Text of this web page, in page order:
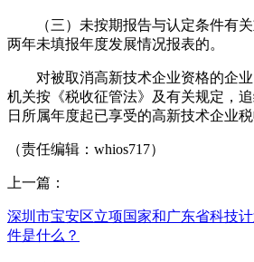
（三）未按期报告与认定条件有关
两年未填报年度发展情况报表的。
对被取消高新技术企业资格的企业
机关按《税收征管法》及有关规定，
日所属年度起已享受的高新技术企业税
（责任编辑：whios717）
上一篇：
深圳市宝安区立项国家和广东省科技
件是什么？